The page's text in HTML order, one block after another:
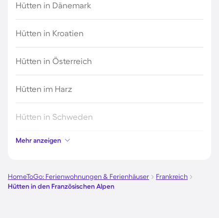
Hütten in Dänemark
Hütten in Kroatien
Hütten in Österreich
Hütten im Harz
Hütten in Schweden
Hütten in Italien
Hütten in Holland
Mehr anzeigen
HomeToGo: Ferienwohnungen & Ferienhäuser
Frankreich
Hütten in den Französischen Alpen